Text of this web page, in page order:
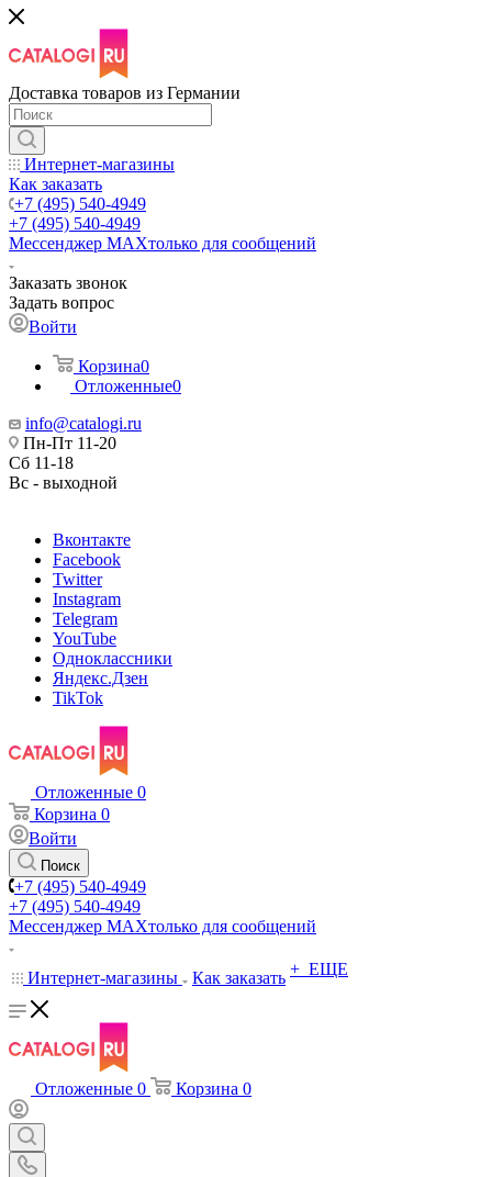
Доставка товаров из Германии
Интернет-магазины
Как заказать
+7 (495) 540-4949
+7 (495) 540-4949
Мессенджер МАХтолько для сообщений
Заказать звонок
Задать вопрос
Войти
Корзина0
Отложенные0
info@catalogi.ru
Пн-Пт 11-20
Сб 11-18
Вс - выходной
Вконтакте
Facebook
Twitter
Instagram
Telegram
YouTube
Одноклассники
Яндекс.Дзен
TikTok
Отложенные 0
Корзина 0
Войти
Поиск
+7 (495) 540-4949
+7 (495) 540-4949
Мессенджер МАХтолько для сообщений
Интернет-магазины Как заказать + ЕЩЕ
Отложенные 0 Корзина 0